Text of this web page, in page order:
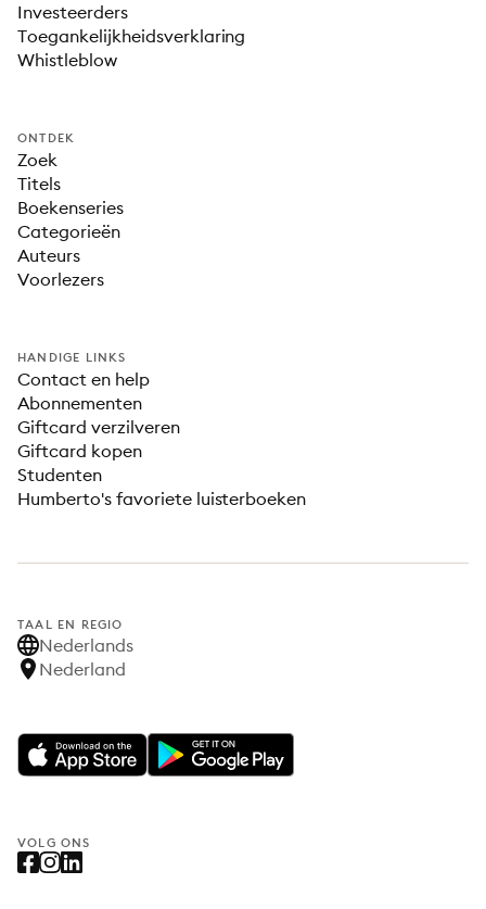
Investeerders
Toegankelijkheidsverklaring
Whistleblow
ONTDEK
Zoek
Titels
Boekenseries
Categorieën
Auteurs
Voorlezers
HANDIGE LINKS
Contact en help
Abonnementen
Giftcard verzilveren
Giftcard kopen
Studenten
Humberto's favoriete luisterboeken
TAAL EN REGIO
Nederlands
Nederland
VOLG ONS